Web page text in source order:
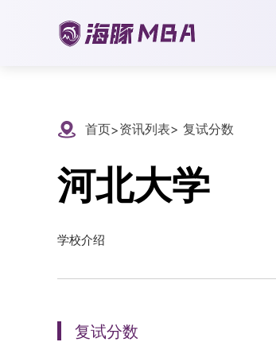
首页>资讯列表> 复试分数
河北大学
学校介绍
复试分数